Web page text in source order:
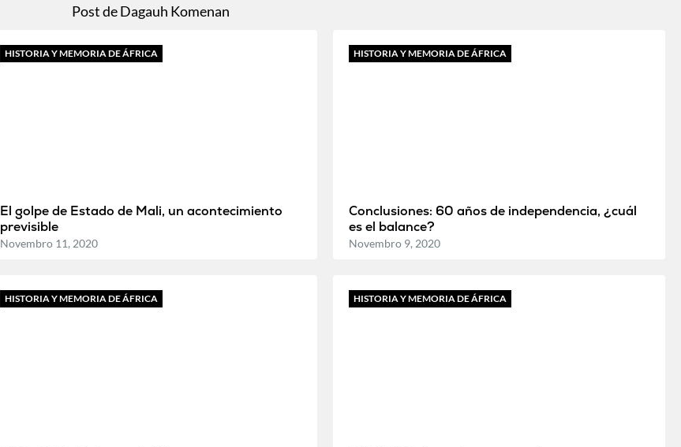
Post de Dagauh Komenan
HISTORIA Y MEMORIA DE ÁFRICA
El golpe de Estado de Mali, un acontecimiento
previsible
Novembro 11, 2020
HISTORIA Y MEMORIA DE ÁFRICA
Conclusiones: 60 años de independencia, ¿cuál
es el balance?
Novembro 9, 2020
HISTORIA Y MEMORIA DE ÁFRICA HISTORIA Y MEMORIA DE ÁFRICA